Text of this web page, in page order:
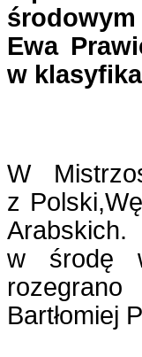
Ewa
w
W
z
w środę
Bartłomiej